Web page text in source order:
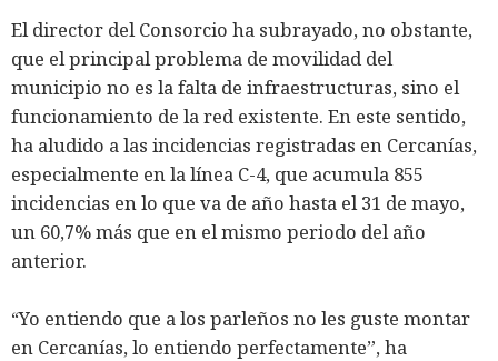
El director del Consorcio ha subrayado, no obstante,
que el principal problema de movilidad del
municipio no es la falta de infraestructuras, sino el
funcionamiento de la red existente. En este sentido,
ha aludido a las incidencias registradas en Cercanías,
especialmente en la línea C-4, que acumula 855
incidencias en lo que va de año hasta el 31 de mayo,
un 60,7% más que en el mismo periodo del año
anterior.
“Yo entiendo que a los parleños no les guste montar
en Cercanías, lo entiendo perfectamente”, ha